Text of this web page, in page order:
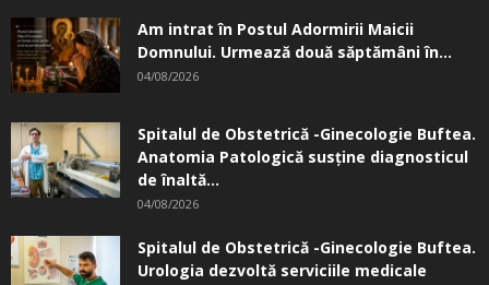
Am intrat în Postul Adormirii Maicii
Domnului. Urmează două săptămâni în...
04/08/2026
Spitalul de Obstetrică -Ginecologie Buftea.
Anatomia Patologică susţine diagnosticul
de înaltă...
04/08/2026
Spitalul de Obstetrică -Ginecologie Buftea.
Urologia dezvoltă serviciile medicale